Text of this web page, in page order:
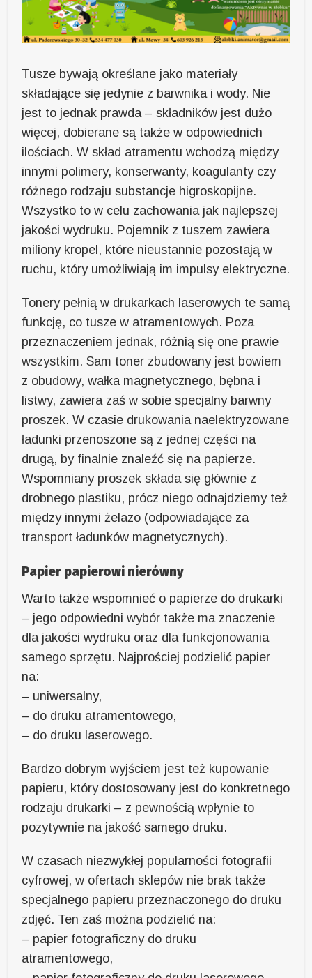
Tusze bywają określane jako materiały
składające się jedynie z barwnika i wody. Nie
jest to jednak prawda – składników jest dużo
więcej, dobierane są także w odpowiednich
ilościach. W skład atramentu wchodzą między
innymi polimery, konserwanty, koagulanty czy
różnego rodzaju substancje higroskopijne.
Wszystko to w celu zachowania jak najlepszej
jakości wydruku. Pojemnik z tuszem zawiera
miliony kropel, które nieustannie pozostają w
ruchu, który umożliwiają im impulsy elektryczne.
Tonery pełnią w drukarkach laserowych te samą
funkcję, co tusze w atramentowych. Poza
przeznaczeniem jednak, różnią się one prawie
wszystkim. Sam toner zbudowany jest bowiem
z obudowy, wałka magnetycznego, bębna i
listwy, zawiera zaś w sobie specjalny barwny
proszek. W czasie drukowania naelektryzowane
ładunki przenoszone są z jednej części na
drugą, by finalnie znaleźć się na papierze.
Wspomniany proszek składa się głównie z
drobnego plastiku, prócz niego odnajdziemy też
między innymi żelazo (odpowiadające za
transport ładunków magnetycznych).
Papier papierowi nierówny
Warto także wspomnieć o papierze do drukarki
– jego odpowiedni wybór także ma znaczenie
dla jakości wydruku oraz dla funkcjonowania
samego sprzętu. Najprościej podzielić papier
na:
– uniwersalny,
– do druku atramentowego,
– do druku laserowego.
Bardzo dobrym wyjściem jest też kupowanie
papieru, który dostosowany jest do konkretnego
rodzaju drukarki – z pewnością wpłynie to
pozytywnie na jakość samego druku.
W czasach niezwykłej popularności fotografii
cyfrowej, w ofertach sklepów nie brak także
specjalnego papieru przeznaczonego do druku
zdjęć. Ten zaś można podzielić na:
– papier fotograficzny do druku
atramentowego,